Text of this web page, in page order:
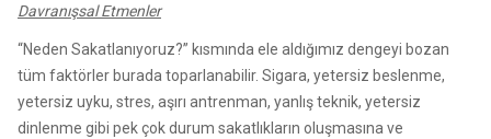
Davranışsal Etmenler
“Neden Sakatlanıyoruz?” kısmında ele aldığımız dengeyi bozan
tüm faktörler burada toparlanabilir. Sigara, yetersiz beslenme,
yetersiz uyku, stres, aşırı antrenman, yanlış teknik, yetersiz
dinlenme gibi pek çok durum sakatlıkların oluşmasına ve